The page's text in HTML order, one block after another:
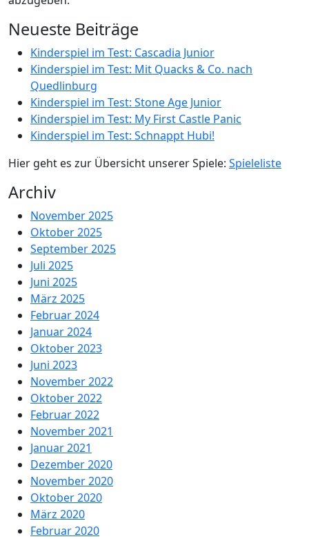
Neueste Beiträge
Kinderspiel im Test: Cascadia Junior
Kinderspiel im Test: Mit Quacks & Co. nach
Quedlinburg
Kinderspiel im Test: Stone Age Junior
Kinderspiel im Test: My First Castle Panic
Kinderspiel im Test: Schnappt Hubi!
Hier geht es zur Übersicht unserer Spiele: Spieleliste
Archiv
November 2025
Oktober 2025
September 2025
Juli 2025
Juni 2025
März 2025
Februar 2024
Januar 2024
Oktober 2023
Juni 2023
November 2022
Oktober 2022
Februar 2022
November 2021
Januar 2021
Dezember 2020
November 2020
Oktober 2020
März 2020
Februar 2020